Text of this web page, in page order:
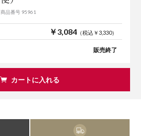
商品番号 95961
￥3,084（税込￥3,330）
販売終了
カートに入れる